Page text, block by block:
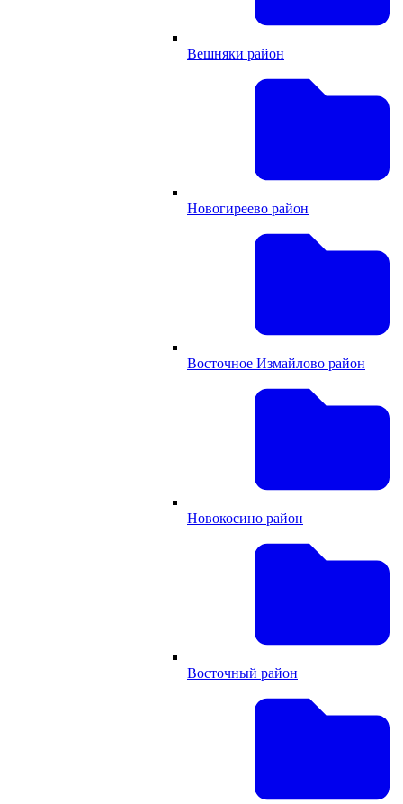
Вешняки район
Новогиреево район
Восточное Измайлово район
Новокосино район
Восточный район